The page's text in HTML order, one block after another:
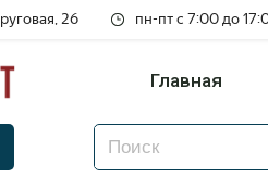
26 пн-пт с 7:00 до
Главная